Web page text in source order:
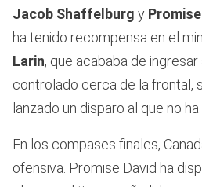
Jacob Shaffelburg y
ha tenido recompensa en el
Larin, que acababa de
controlado cerca de la frontal,
lanzado un disparo al que no
En los compases finales,
ofensiva. Promise David ha